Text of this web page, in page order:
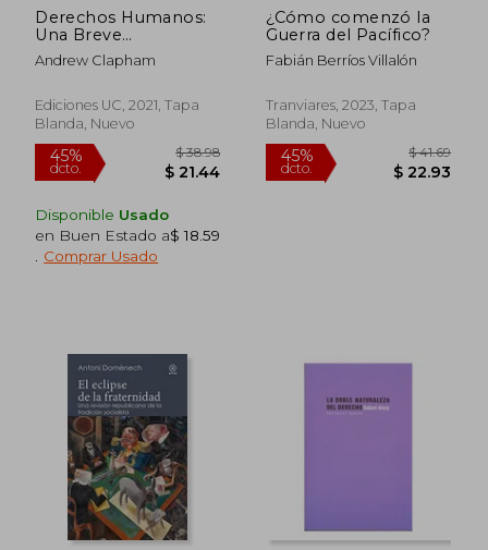
Derechos Humanos:
Una Breve
Introducción
Andrew Clapham
Ediciones UC, 2021, Tapa
Blanda, Nuevo
45%
dcto. $ 21.44
Disponible Usado
en Buen Estado a$ 18.59
Comprar Usado
¿Cómo comenzó la
Guerra del Pacífico?
Fabián Berríos Villalón
Tranviares, 2023, Tapa
Blanda, Nuevo
45%